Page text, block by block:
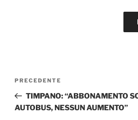
Articolo
precedente:
PRECEDENTE
TIMPANO: “ABBONAMENTO
AUTOBUS, NESSUN AUMENTO”